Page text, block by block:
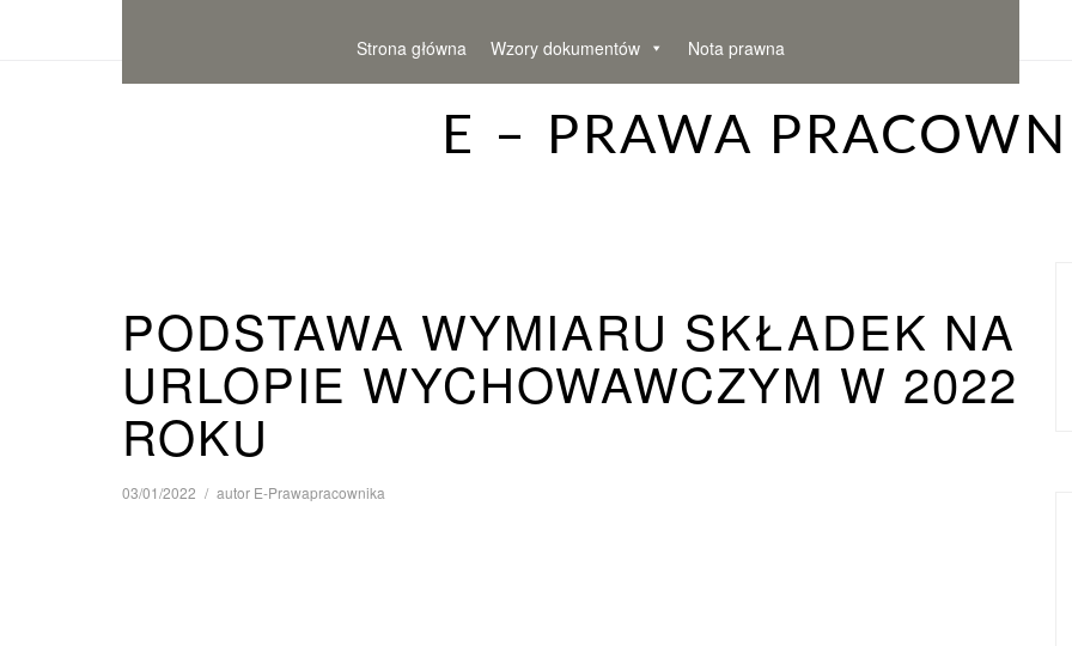
Strona główna Wzory dokumentów Nota prawna
E – PRAWA
PODSTAWA WYMIARU SKŁADEK NA
URLOPIE WYCHOWAWCZYM W 2022
ROKU
03/01/2022 autor E-Prawapracownika